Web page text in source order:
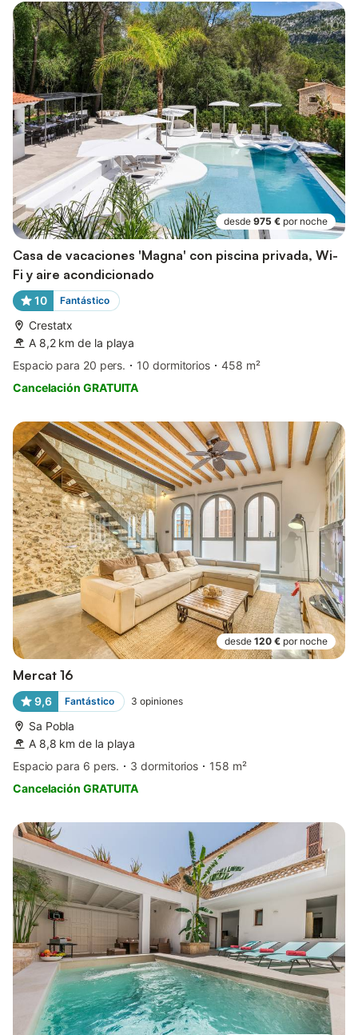
desde 975 € por noche
Casa de vacaciones 'Magna' con piscina privada, Wi-
Fi y aire acondicionado
10 Fantástico
Crestatx
A 8,2 km de la playa
Espacio para 20 pers.
10 dormitorios
458 m²
Cancelación GRATUITA
desde 120 € por noche
Mercat 16
9,6 Fantástico 3 opiniones
Sa Pobla
A 8,8 km de la playa
Espacio para 6 pers.
3 dormitorios
158 m²
Cancelación GRATUITA